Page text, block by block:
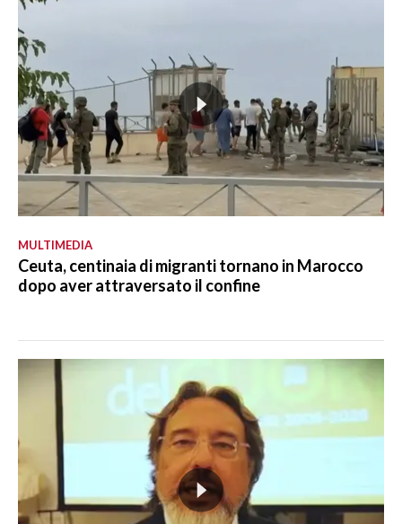
MULTIMEDIA
Ceuta, centinaia di migranti tornano in Marocco
dopo aver attraversato il confine